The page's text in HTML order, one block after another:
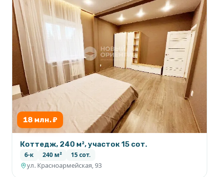
18 млн. ₽
Коттедж, 240 м², участок 15 сот.
6-к 240 м² 15 сот.
ул. Красноармейская, 93